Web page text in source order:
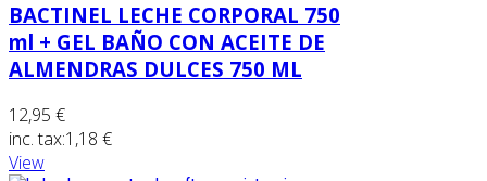
BACTINEL LECHE CORPORAL 750
ml + GEL BAÑO CON ACEITE DE
ALMENDRAS DULCES 750 ML
12,95 €
inc. tax:1,18 €
View